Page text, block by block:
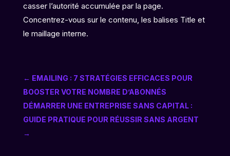
casser l’autorité accumulée par la page.
Concentrez-vous sur le contenu, les balises Title et
le maillage interne.
← EMAILING : 7 STRATÉGIES EFFICACES POUR
BOOSTER VOTRE NOMBRE D’ABONNÉS
DÉMARRER UNE ENTREPRISE SANS CAPITAL :
GUIDE PRATIQUE POUR RÉUSSIR SANS ARGENT
→